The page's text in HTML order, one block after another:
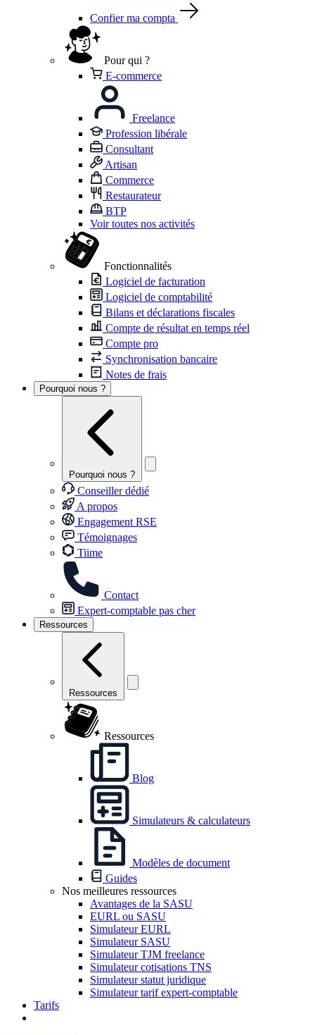
Confier ma compta
Pour qui ?
E-commerce
Freelance
Profession libérale
Consultant
Artisan
Commerce
Restaurateur
BTP
Voir toutes nos activités
Fonctionnalités
Logiciel de facturation
Logiciel de comptabilité
Bilans et déclarations fiscales
Compte de résultat en temps réel
Compte pro
Synchronisation bancaire
Notes de frais
Pourquoi nous ?
Pourquoi nous ?
Conseiller dédié
A propos
Engagement RSE
Témoignages
Tiime
Contact
Expert-comptable pas cher
Ressources
Ressources
Ressources
Blog
Simulateurs & calculateurs
Modèles de document
Guides
Nos meilleures ressources
Avantages de la SASU
EURL ou SASU
Simulateur EURL
Simulateur SASU
Simulateur TJM freelance
Simulateur cotisations TNS
Simulateur statut juridique
Simulateur tarif expert-comptable
Tarifs